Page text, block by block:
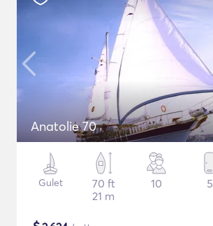
Anatolie 70
Gulet
70 ft
21 m
10 5